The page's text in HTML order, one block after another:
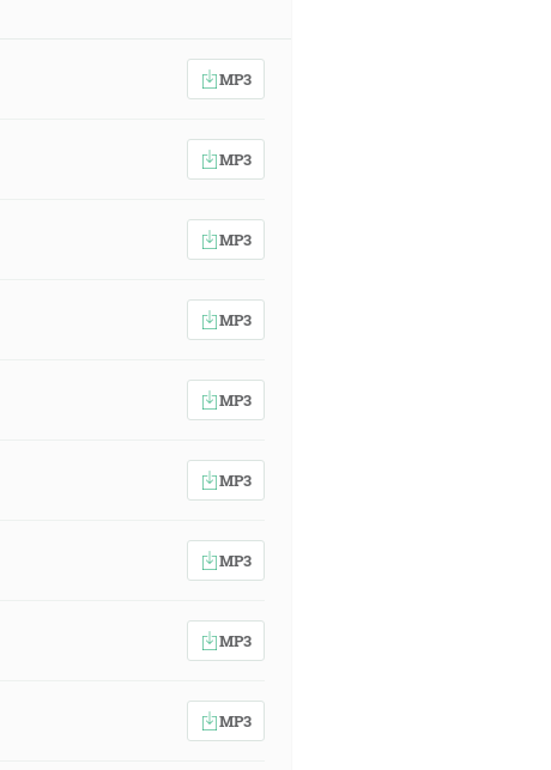
MP3
MP3
MP3
MP3
MP3
MP3
MP3
MP3
MP3